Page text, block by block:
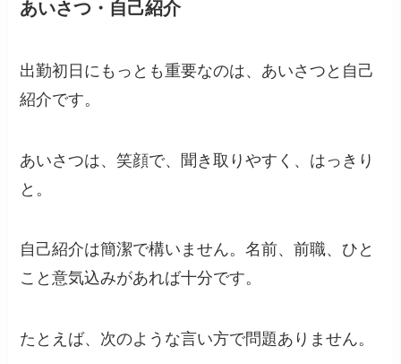
あいさつ・自己紹介
出勤初日にもっとも重要なのは、あいさつと自己
紹介です。
あいさつは、笑顔で、聞き取りやすく、はっきり
と。
自己紹介は簡潔で構いません。名前、前職、ひと
こと意気込みがあれば十分です。
たとえば、次のような言い方で問題ありません。